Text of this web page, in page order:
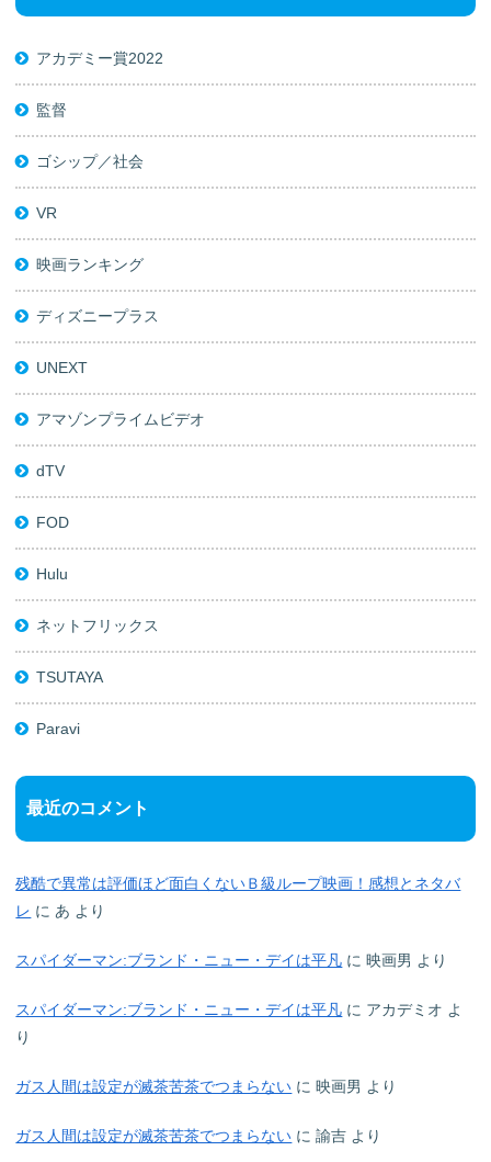
アカデミー賞2022
監督
ゴシップ／社会
VR
映画ランキング
ディズニープラス
UNEXT
アマゾンプライムビデオ
dTV
FOD
Hulu
ネットフリックス
TSUTAYA
Paravi
最近のコメント
残酷で異常は評価ほど面白くないＢ級ループ映画！感想とネタバ
レ に あ より
スパイダーマン:ブランド・ニュー・デイは平凡 に映画男 より
スパイダーマン:ブランド・ニュー・デイは平凡 に アカデミオ よ
り
ガス人間は設定が滅茶苦茶でつまらない に映画男 より
ガス人間は設定が滅茶苦茶でつまらない に諭吉 より